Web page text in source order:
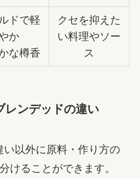
ドで軽
か
な樽香
クセを抑えた
い料理やソー
ス
レンデッドの違い
い以外に原料・作り方の
けることができます。